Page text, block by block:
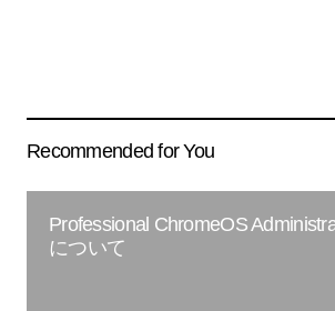
Recommended for You
Professional ChromeOS
について